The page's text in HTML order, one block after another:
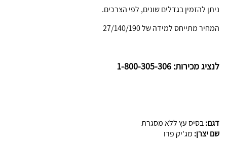
ניתן להזמין בגדלים שונים, לפי הצרכים.
המחיר מתייחס למידה של 27/140/190
לנציג מכירות: 1-800-305-306
דגם:בסיס עץ ללא מסגרת
שם יצרן: מג'יק פרו